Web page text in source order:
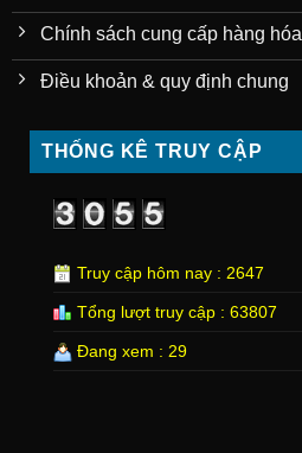
Chính sách cung cấp hàng hóa
Điều khoản & quy định chung
THỐNG KÊ TRUY CẬP
Truy cập hôm nay : 2647
Tổng lượt truy cập : 63807
Đang xem : 29